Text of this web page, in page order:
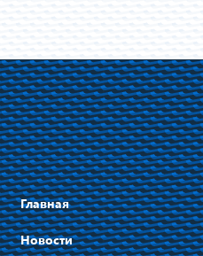
Главная
Новости